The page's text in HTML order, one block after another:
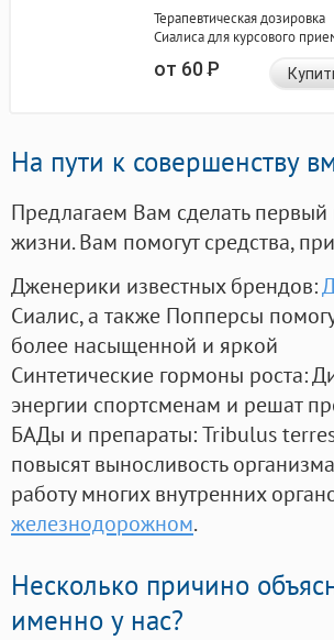
Терапевтическая дозировка
Сиалиса для курсового
от 60Р
На пути к совершенству
Предлагаем Вам сделать
жизни. Вам помогут средства,
Дженерики известных брендов:
Сиалис, а также Попперсы
более насыщенной и яркой
Синтетические гормоны роста:
энергии спортсменам и решат
БАДы и препараты:Tribulus
повысят выносливость
работу многих внутренних
железнодорожном.
Несколько причино
именно у нас?